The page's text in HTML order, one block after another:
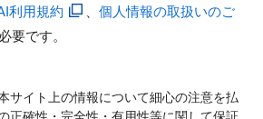
利用規約
個人情報の取扱いのご
要です。
サイト上の情報について細心の注意を払
正確性・完全性・有用性等に関して保証